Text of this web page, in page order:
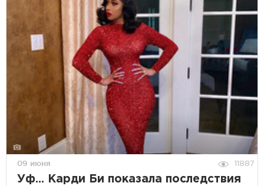
09 июня 11887
Уф... Карди Би показала последствия